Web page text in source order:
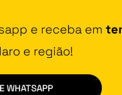
e receba em
e região!
WHATSAPP